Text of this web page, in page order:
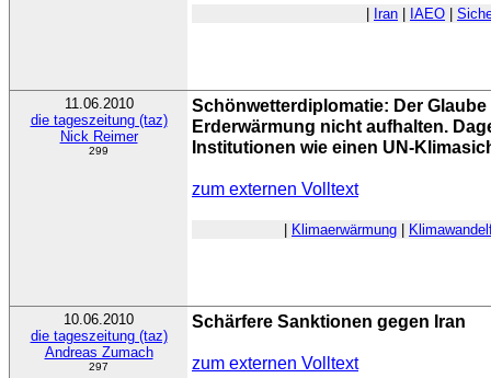
Iran IAEO
11.06.2010
die tageszeitung (taz)
Nick Reimer
299
Schönwetterdiplomatie: Der
Erderwärmung nicht aufhalten.
Institutionen wie einen UN-
zum externen Volltext
Klimaerwärmung
10.06.2010
die tageszeitung (taz)
Andreas Zumach
297
Schärfere Sanktionen gegen Iran
zum externen Volltext